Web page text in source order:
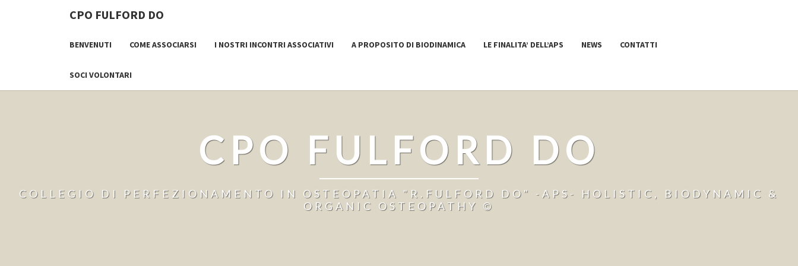
CPO FULFORD DO
BENVENUTI COME ASSOCIARSI I NOSTRI INCONTRI ASSOCIATIVI A PROPOSITO DI BIODINAMICA LE FINALITA’ DELL’APS NEWS CONTATTI
SOCI VOLONTARI
CPO FULFORD DO
COLLEGIO DI PERFEZIONAMENTO IN OSTEOPATIA "R.FULFORD DO" -APS- HOLISTIC, BIODYNAMIC &
ORGANIC OSTEOPATHY ©